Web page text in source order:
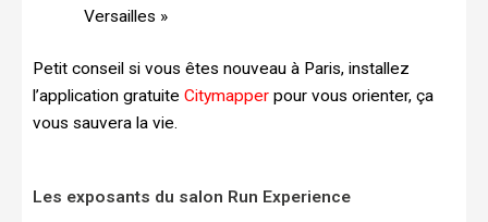
Versailles »
Petit conseil si vous êtes nouveau à Paris, installez
l’application gratuite Citymapper pour vous orienter, ça
vous sauvera la vie.
Les exposants du salon Run Experience